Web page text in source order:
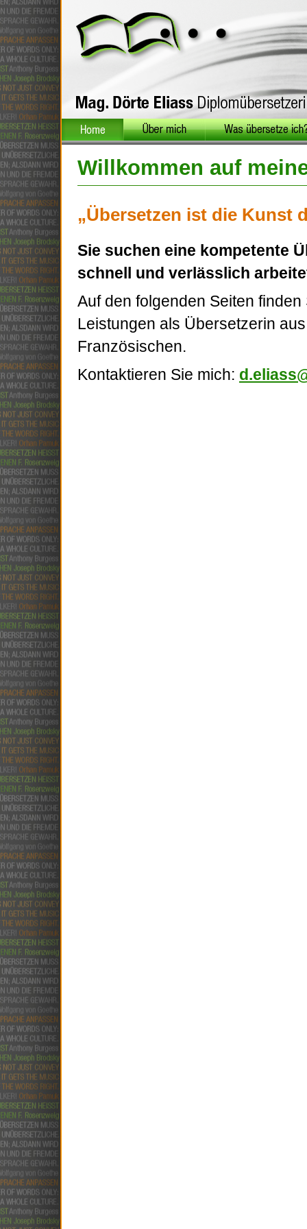
Willkommen auf
Webseite!
Über mich Was übersetze ich?
Willkommen auf
„Übersetzen ist die Kunst
Sie suchen eine kompetente
schnell und verlässlich
Auf den folgenden Seiten
Leistungen als Übersetzerin
Französischen.
Kontaktieren Sie mich: